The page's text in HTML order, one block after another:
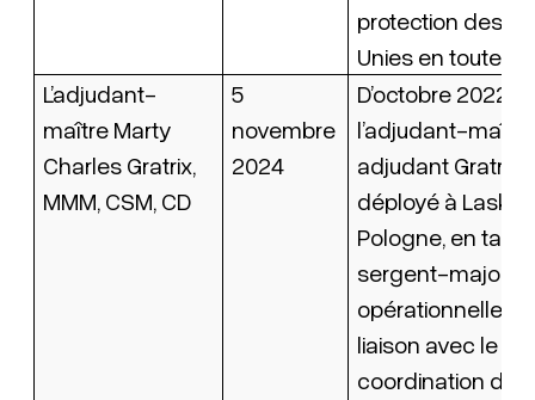
protection des
Unies en toute
L’adjudant-
maître Marty
Charles Gratrix,
MMM, CSM, CD
5
novembre
2024
D’octobre 2022
l’adjudant-
adjudant Gratrix
déployé à Lask,
Pologne, en tant
sergent-major
opérationnelle
liaison avec le
coordination de